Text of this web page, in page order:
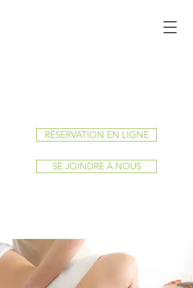
RÉSERVATION EN LIGNE
SE JOINDRE À NOUS